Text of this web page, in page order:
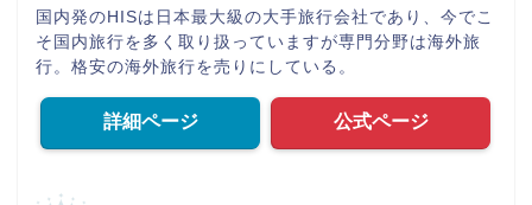
国内発のHISは日本最大級の大手旅行会社であり、今でこ
そ国内旅行を多く取り扱っていますが専門分野は海外旅
行。格安の海外旅行を売りにしている。
詳細ページ 公式ページ